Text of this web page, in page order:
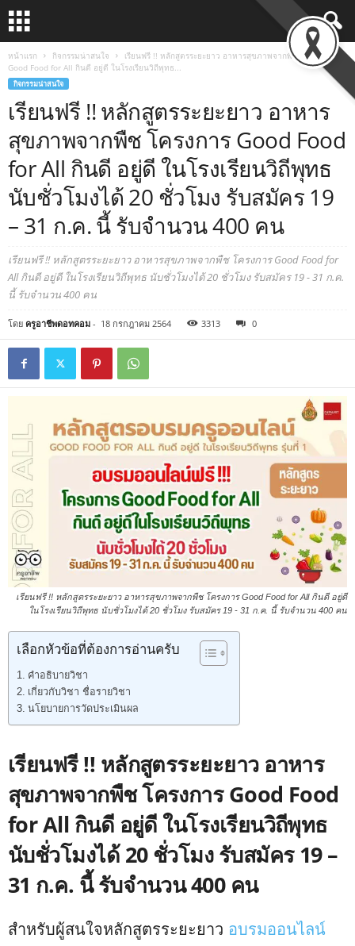
หน้าแรก กิจกรรมน่าสนใจ
เรียนฟรี !! หลักสูตรระยะยาว อาหารสุขภาพจากพืช โครงการ
Good Food for All กินดี อยู่ดี ในโรงเรียนวิถีพุทธ...
กิจกรรมน่าสนใจ
เรียนฟรี !! หลักสูตรระยะยาว อาหาร
สุขภาพจากพืช โครงการ Good Food
for All กินดี อยู่ดี ในโรงเรียนวิถีพุทธ
นับชั่วโมงได้ 20 ชั่วโมง รับสมัคร 19
– 31 ก.ค. นี้ รับจำนวน 400 คน
เรียนฟรี !! หลักสูตรระยะยาว อาหารสุขภาพจากพืช โครงการ Good Food for
All กินดี อยู่ดี ในโรงเรียนวิถีพุทธ นับชั่วโมงได้ 20 ชั่วโมง รับสมัคร 19 - 31 ก.ค.
นี้ รับจำนวน 400 คน
โดย ครูอาชีพดอทคอม - 18 กรกฎาคม 2564 3313 0
เรียนฟรี !! หลักสูตรระยะยาว อาหารสุขภาพจากพืช โครงการ Good Food for All กินดี อยู่ดี
ในโรงเรียนวิถีพุทธ นับชั่วโมงได้ 20 ชั่วโมง รับสมัคร 19 - 31 ก.ค. นี้ รับจำนวน 400 คน
เลือกหัวข้อที่ต้องการอ่านครับ
คําอธิบายวิชา
เกี่ยวกับวิชา ชื่อรายวิชา
นโยบายการวัดประเมินผล
เรียนฟรี !! หลักสูตรระยะยาว อาหาร
สุขภาพจากพืช โครงการ Good Food
for All กินดี อยู่ดี ในโรงเรียนวิถีพุทธ
นับชั่วโมงได้ 20 ชั่วโมง รับสมัคร 19 –
31 ก.ค. นี้ รับจำนวน 400 คน
สำหรับผู้สนใจหลักสูตรระยะยาว อบรมออนไลน์